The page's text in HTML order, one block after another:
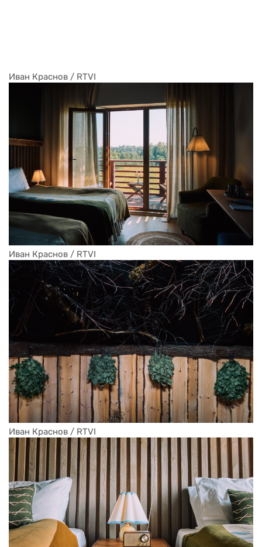
Иван Краснов / RTVI
Иван Краснов / RTVI
Иван Краснов / RTVI